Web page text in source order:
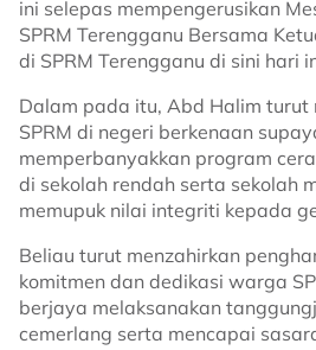
ini selepas mempengerusikan
SPRM Terengganu Bersama
di SPRM Terengganu di sini hari
Dalam pada itu, Abd Halim turut
SPRM di negeri berkenaan
memperbanyakkan program
di sekolah rendah serta sekolah
memupuk nilai integriti kepada
Beliau turut menzahirkan
komitmen dan dedikasi warga
berjaya melaksanakan
cemerlang serta mencapai